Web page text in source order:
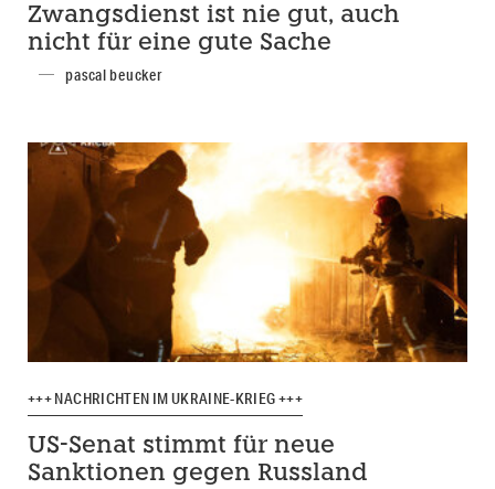
Zwangsdienst ist nie gut, auch
nicht für eine gute Sache
pascal beucker
+++ NACHRICHTEN IM UKRAINE-KRIEG +++
US-Senat stimmt für neue
Sanktionen gegen Russland